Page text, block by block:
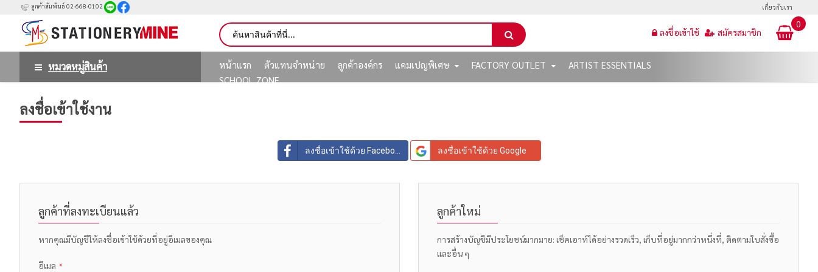
ลูกค้าสัมพันธ์ 02-668-0102 เกี่ยวกับเรา
0
ลงชื่อเข้าใช้ สมัครสมาชิก
หมวดหมู่สินค้า หน้าแรก ตัวแทนจำหน่าย ลูกค้าองค์กร แคมเปญพิเศษ FACTORY OUTLET
ARTIST ESSENTIALS
SCHOOL ZONE
ลงชื่อเข้าใช้งาน
ลงชื่อเข้าใช้ด้วย Facebook ลงชื่อเข้าใช้ด้วย Google
ลูกค้าที่ลงทะเบียนแล้ว
หากคุณมีบัญชีให้ลงชื่อเข้าใช้ด้วยที่อยู่อีเมลของคุณ
อีเมล
ลูกค้าใหม่
การสร้างบัญชีมีประโยชน์มากมาย: เช็คเอาท์ได้อย่างรวดเร็ว, เก็บที่อยู่มากกว่าหนึ่งที่, ติดตามใบสั่งซื้อ
และอื่น ๆ